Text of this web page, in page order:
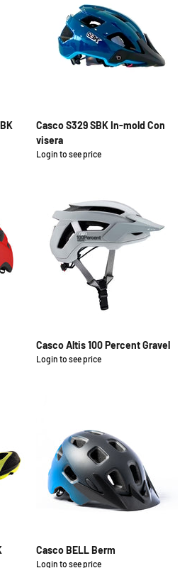
Casco S329 SBK In-mold Con
visera
Precio de oferta
Login to see price
Casco Altis 100 Percent Gravel
Precio de oferta
Login to see price
Casco BELL Berm
Precio de oferta
Login to see price